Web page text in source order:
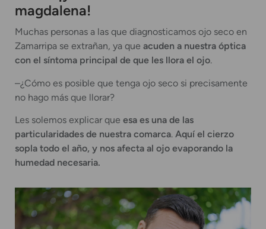
magdalena!
Muchas personas a las que diagnosticamos ojo seco en
Zamarripa se extrañan, ya que acuden a nuestra óptica
con el síntoma principal de que les llora el ojo.
–¿Cómo es posible que tenga ojo seco si precisamente
no hago más que llorar?
Les solemos explicar que esa es una de las
particularidades de nuestra comarca. Aquí el cierzo
sopla todo el año, y nos afecta al ojo evaporando la
humedad necesaria.